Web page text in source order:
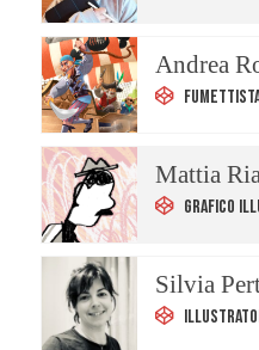
Andrea
Mattia
Grafico
Silvia